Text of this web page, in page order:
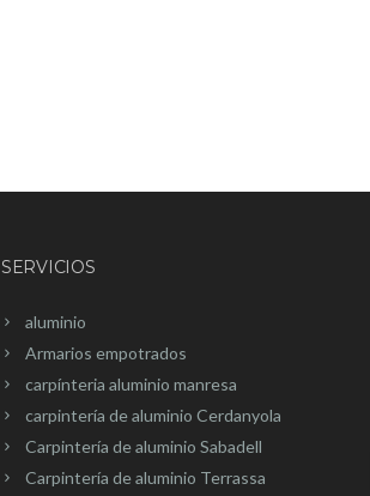
SERVICIOS
aluminio
Armarios empotrados
carpínteria aluminio manresa
carpintería de aluminio Cerdanyola
Carpintería de aluminio Sabadell
Carpintería de aluminio Terrassa